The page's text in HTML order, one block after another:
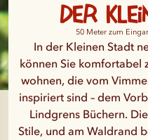
der
50 Meter zum
In der Kleinen Stadt
können Sie komfortabel
wohnen, die vom
inspiriert sind – dem
Lindgrens Büchern.
Stile, und am Waldrand